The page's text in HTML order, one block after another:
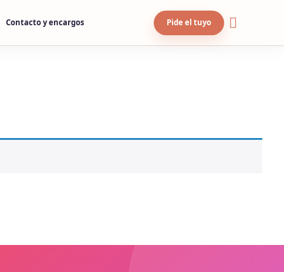
Contacto y encargos Pide el tuyo